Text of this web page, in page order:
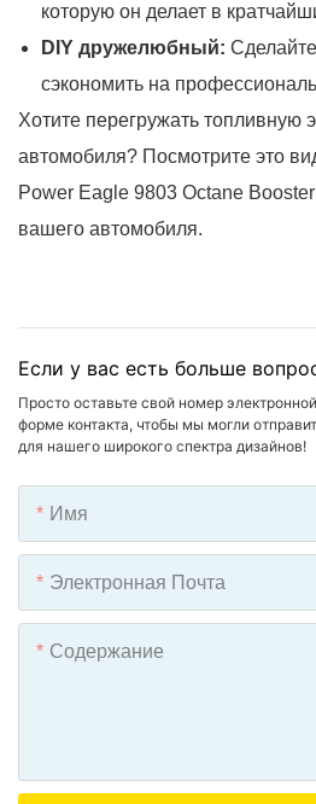
которую он делает в
DIY дружелюбный:
сэкономить на
Хотите перегружать топливную
автомобиля? Посмотрите это
Power Eagle 9803 Octane
вашего автомобиля.
Если у вас есть больше
Просто оставьте свой номер
форме контакта, чтобы мы могли
для нашего широкого спектра дизайнов!
Имя
Электронная Почта
Содержание